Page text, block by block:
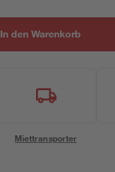
In den Warenkorb
Miettransporter